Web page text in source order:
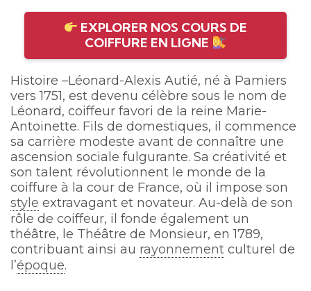
EXPLORER NOS COURS DE
COIFFURE EN LIGNE
Histoire –Léonard-Alexis Autié, né à Pamiers
vers 1751, est devenu célèbre sous le nom de
Léonard, coiffeur favori de la reine Marie-
Antoinette. Fils de domestiques, il commence
sa carrière modeste avant de connaître une
ascension sociale fulgurante. Sa créativité et
son talent révolutionnent le monde de la
coiffure à la cour de France, où il impose son
style extravagant et novateur. Au-delà de son
rôle de coiffeur, il fonde également un
théâtre, le Théâtre de Monsieur, en 1789,
contribuant ainsi au rayonnement culturel de
l’époque.